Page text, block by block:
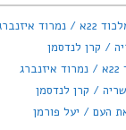
22א / נמרוד איזנברג
/ קרן לנדסמן
/ קרן לנדסמן
העם / יעל פורמן